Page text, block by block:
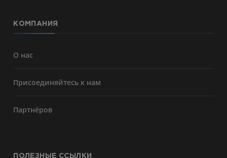
КОМПАНИЯ
О нас
Присоединяйтесь к нам
Партнёров
ПОЛЕЗНЫЕ ССЫЛКИ